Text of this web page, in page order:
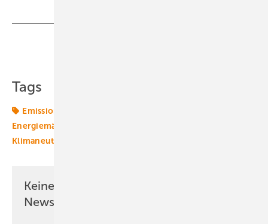
Tags
Emissionen
Energiemärkte weltweit
Klimaneutralität
Keine Zeit? Kein Problem mit dem ERE
Newsletter!